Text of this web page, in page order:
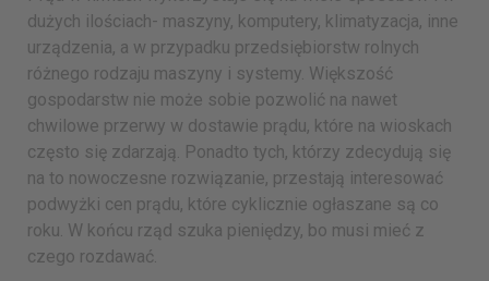
dużych ilościach- maszyny, komputery, klimatyzacja, inne
urządzenia, a w przypadku przedsiębiorstw rolnych
różnego rodzaju maszyny i systemy. Większość
gospodarstw nie może sobie pozwolić na nawet
chwilowe przerwy w dostawie prądu, które na wioskach
często się zdarzają. Ponadto tych, którzy zdecydują się
na to nowoczesne rozwiązanie, przestają interesować
podwyżki cen prądu, które cyklicznie ogłaszane są co
roku. W końcu rząd szuka pieniędzy, bo musi mieć z
czego rozdawać.